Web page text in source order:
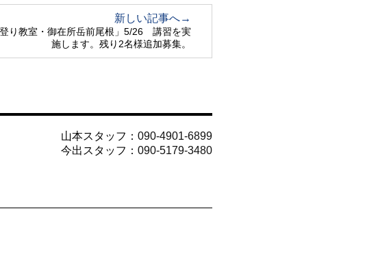
新しい記事へ→
登り教室・御在所岳前尾根」5/26 講習を実
施します。残り2名様追加募集。
山本スタッフ： 090-4901-6899
今出スタッフ： 090-5179-3480